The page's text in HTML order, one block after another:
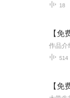
18
【免
514
【免